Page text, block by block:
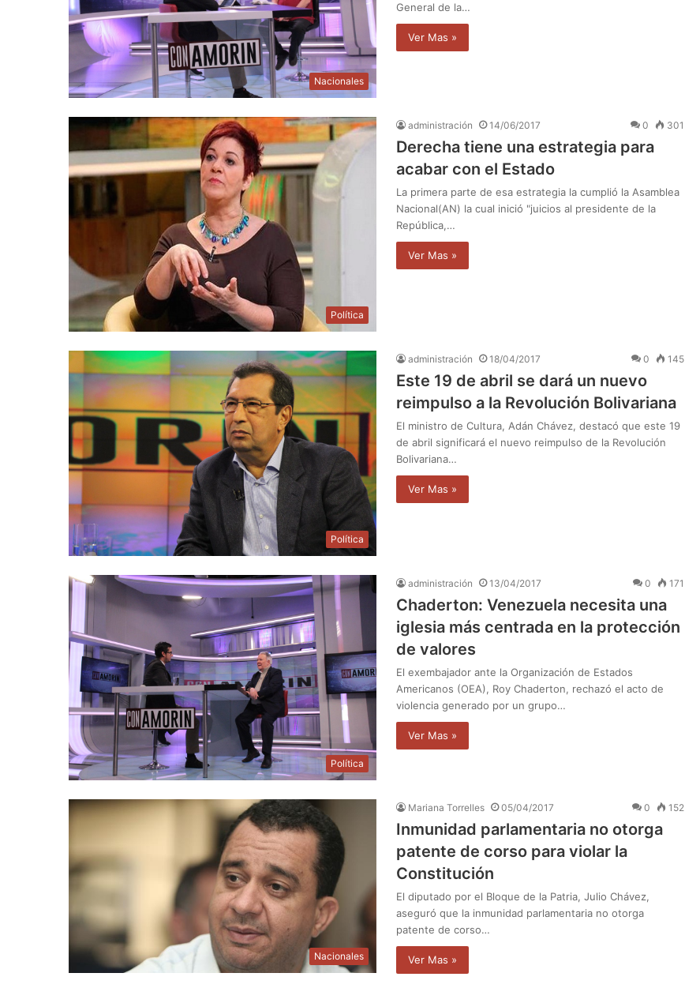
Nacionales
General de la…
Ver Mas »
Política
administración 14/06/2017 0 301
Derecha tiene una estrategia para
acabar con el Estado
La primera parte de esa estrategia la cumplió la Asamblea
Nacional(AN) la cual inició "juicios al presidente de la
República,…
Ver Mas »
Política
administración 18/04/2017 0 145
Este 19 de abril se dará un nuevo
reimpulso a la Revolución Bolivariana
El ministro de Cultura, Adán Chávez, destacó que este 19
de abril significará el nuevo reimpulso de la Revolución
Bolivariana…
Ver Mas »
Política
administración 13/04/2017 0 171
Chaderton: Venezuela necesita una
iglesia más centrada en la protección
de valores
El exembajador ante la Organización de Estados
Americanos (OEA), Roy Chaderton, rechazó el acto de
violencia generado por un grupo…
Ver Mas »
Nacionales
Mariana Torrelles 05/04/2017 0 152
Inmunidad parlamentaria no otorga
patente de corso para violar la
Constitución
El diputado por el Bloque de la Patria, Julio Chávez,
aseguró que la inmunidad parlamentaria no otorga
patente de corso…
Ver Mas »